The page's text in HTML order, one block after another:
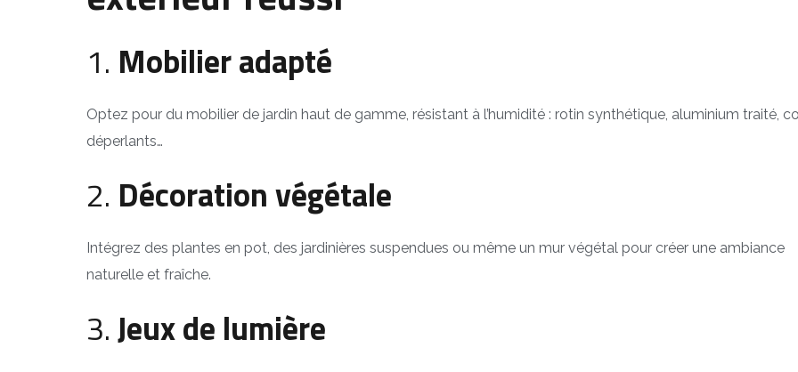
1. Mobilier adapté
Optez pour du mobilier de jardin haut de gamme, résistant à l’humidité : rotin synthétique, aluminium traité,
déperlants…
2. Décoration végétale
Intégrez des plantes en pot, des jardinières suspendues ou même un mur végétal pour créer une ambiance
naturelle et fraîche.
3.Jeux de lumière